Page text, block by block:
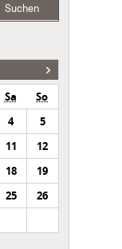
Suchen
Sa
So
4
5
11
12
18
19
25
26